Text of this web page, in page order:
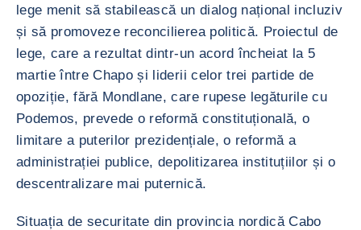
lege menit să stabilească un dialog național incluziv
și să promoveze reconcilierea politică. Proiectul de
lege, care a rezultat dintr-un acord încheiat la 5
martie între Chapo și liderii celor trei partide de
opoziție, fără Mondlane, care rupese legăturile cu
Podemos, prevede o reformă constituțională, o
limitare a puterilor prezidențiale, o reformă a
administrației publice, depolitizarea instituțiilor și o
descentralizare mai puternică.
Situația de securitate din provincia nordică Cabo